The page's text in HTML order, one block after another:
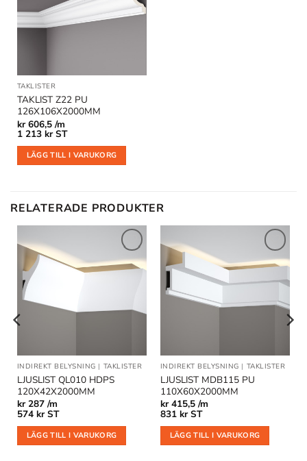
önskelistan
TAKLISTER
TAKLIST Z22 PU
126X106X2000MM
kr606,5 /m
1 213 kr ST
LÄGG TILL I VARUKORG
RELATERADE PRODUKTER
Lägg till
INDIREKT BELYSNING | TAKLISTER
LJUSLIST QL010 HDPS
120X42X2000MM
kr287 /m
574 kr ST
LÄGG TILL I VARUKORG
i
INDIREKT BELYSNING | TAKLISTER
LJUSLIST MDB115 PU
110X60X2000MM
kr415,5 /m
831 kr ST
LÄGG TILL I VARUKORG